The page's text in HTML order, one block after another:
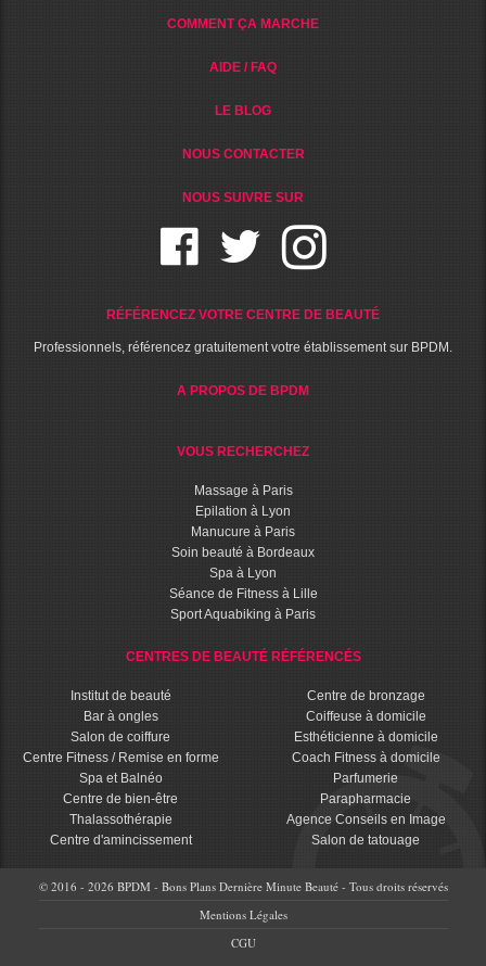
COMMENT ÇA MARCHE
AIDE / FAQ
LE BLOG
NOUS CONTACTER
NOUS SUIVRE SUR
RÉFÉRENCEZ VOTRE CENTRE DE BEAUTÉ
Professionnels, référencez gratuitement votre établissement sur BPDM.
A PROPOS DE BPDM
VOUS RECHERCHEZ
Massage à Paris
Epilation à Lyon
Manucure à Paris
Soin beauté à Bordeaux
Spa à Lyon
Séance de Fitness à Lille
Sport Aquabiking à Paris
CENTRES DE BEAUTÉ RÉFÉRENCÉS
Institut de beauté
Bar à ongles
Salon de coiffure
Centre Fitness / Remise en forme
Spa et Balnéo
Centre de bien-être
Thalassothérapie
Centre d'amincissement
Centre de bronzage
Coiffeuse à domicile
Esthéticienne à domicile
Coach Fitness à domicile
Parfumerie
Parapharmacie
Agence Conseils en Image
Salon de tatouage
© 2016 - 2026 BPDM - Bons Plans Dernière Minute Beauté - Tous droits réservés
Mentions Légales
CGU